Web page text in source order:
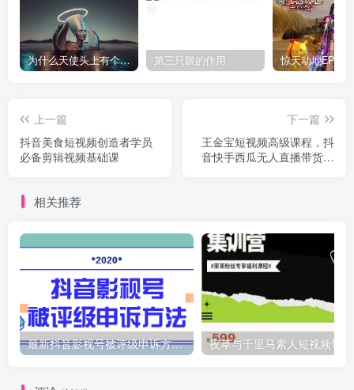
为什么天使头上有个圈？ 第三只眼的作用
上一篇
抖音美食短视频创造者学员
必备剪辑视频基础课
下一篇
王金宝短视频高级课程，抖
音快手西瓜无人直播带货技
相关推荐
最新抖音影视号被评级申诉方法视频教程